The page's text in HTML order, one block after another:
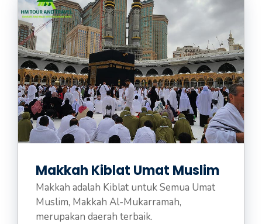
Makkah Kiblat Umat Muslim
Makkah adalah Kiblat untuk Semua Umat
Muslim, Makkah Al-Mukarramah,
merupakan daerah terbaik.